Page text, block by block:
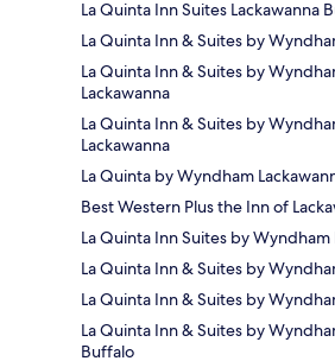
La Quinta Inn Suites Lackawanna
La Quinta Inn & Suites by
La Quinta Inn & Suites by
Lackawanna
La Quinta Inn & Suites by
Lackawanna
La Quinta by Wyndham
Best Western Plus the Inn of
La Quinta Inn Suites by Wyndham
La Quinta Inn & Suites by
La Quinta Inn & Suites by
La Quinta Inn & Suites by
Buffalo